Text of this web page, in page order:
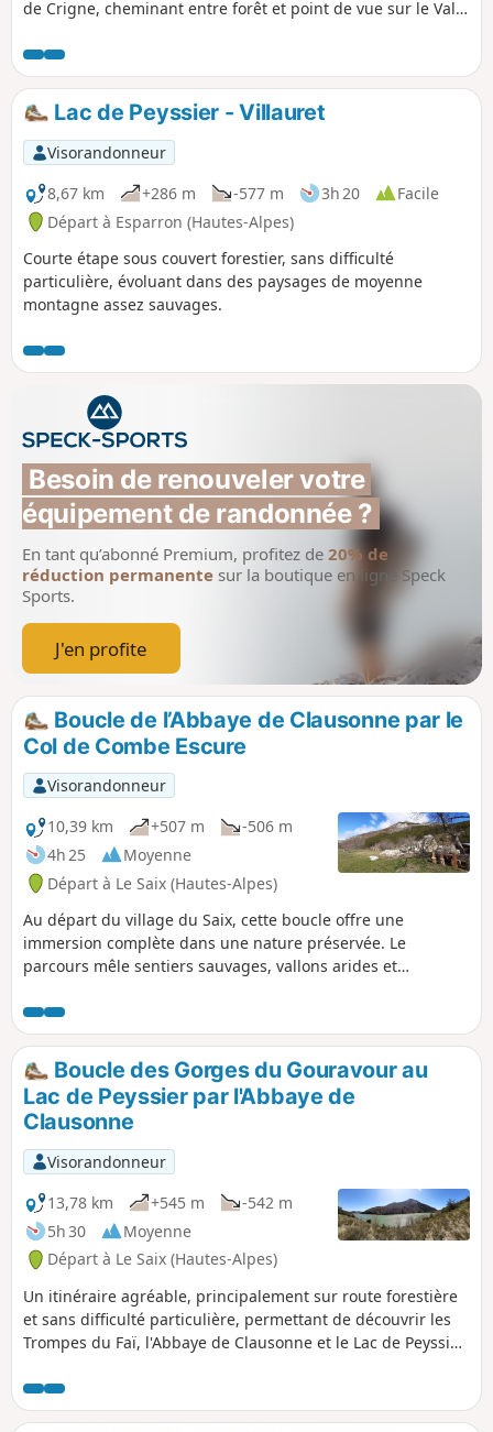
de Crigne, cheminant entre forêt et point de vue sur le Val
dans un cadre sauvage, loin des routes, des habitations et
exploitations agricoles.
Lac de Peyssier - Villauret
Visorandonneur
8,67 km
+286 m -577 m 3h 20
Facile
Départ à Esparron (Hautes-Alpes)
Courte étape sous couvert forestier, sans difficulté
particulière, évoluant dans des paysages de moyenne
montagne assez sauvages.
Besoin de renouveler votre
équipement de randonnée ?
En tant qu’abonné Premium, profitez de 20% de
réduction permanente sur la boutique en ligne Speck
Sports.
J'en profite
Boucle de l’Abbaye de Clausonne par le
Col de Combe Escure
Visorandonneur
10,39 km
+507 m
-506 m
4h 25
Moyenne
Départ à Le Saix (Hautes-Alpes)
Au départ du village du Saix, cette boucle offre une
immersion complète dans une nature préservée. Le
parcours mêle sentiers sauvages, vallons arides et
des gorges du Gouravour, véritable curiosité géologique,
puis on passe sous les célèbres Trompes du Faï avant
d’arriver aux ruines de l’Abbaye de Clausonne, havre de
tranquillité niché dans un décor montagnard. Le retour
s’effectue par le Col de Combe Escure. Entre vieilles pierres,
alpages paisibles et paysages puissants, cette randonnée
marie histoire, nature et atmosphères singulières. Et, avec
un peu de chance, les montagnes elles‑mêmes vous
offriront leur chant…
Boucle des Gorges du Gouravour au
Lac de Peyssier par l'Abbaye de
Clausonne
Visorandonneur
13,78 km
+545 m
-542 m
5h 30
Moyenne
Départ à Le Saix (Hautes-Alpes)
Un itinéraire agréable, principalement sur route forestière
et sans difficulté particulière, permettant de découvrir les
Trompes du Faï, l'Abbaye de Clausonne et le Lac de Peyssier,